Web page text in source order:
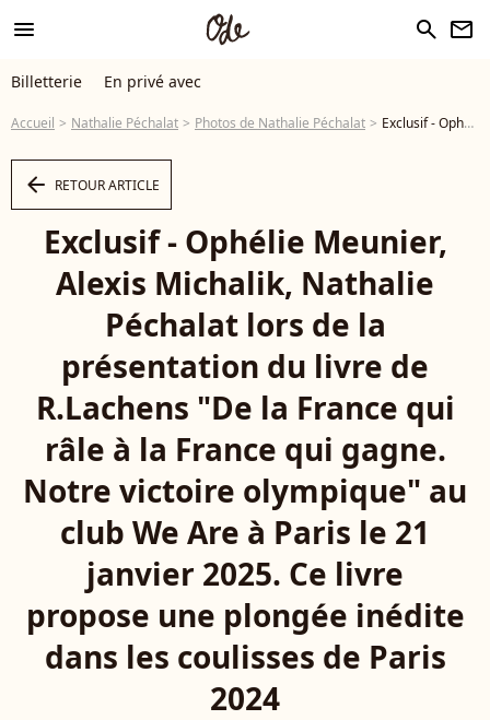
menu search newsletter
Billetterie En privé avec
Accueil Nathalie Péchalat Photos de Nathalie Péchalat Exclusif - Ophélie Meunier, Alexis Michalik, Nathalie Péchalat lors de la présentation du livre de R.Lachens "De la France qui râle à la France qui gagne. Notre victoire olympique" au club We Are à Paris le 21 janvier 2025. Ce livre propose une plongée inédite dans les coulisses de Paris 2024 © Jack Tribeca / Bestimage - Photo
arrow_left RETOUR ARTICLE
Exclusif - Ophélie Meunier,
Alexis Michalik, Nathalie
Péchalat lors de la
présentation du livre de
R.Lachens "De la France qui
râle à la France qui gagne.
Notre victoire olympique" au
club We Are à Paris le 21
janvier 2025. Ce livre
propose une plongée inédite
dans les coulisses de Paris
2024